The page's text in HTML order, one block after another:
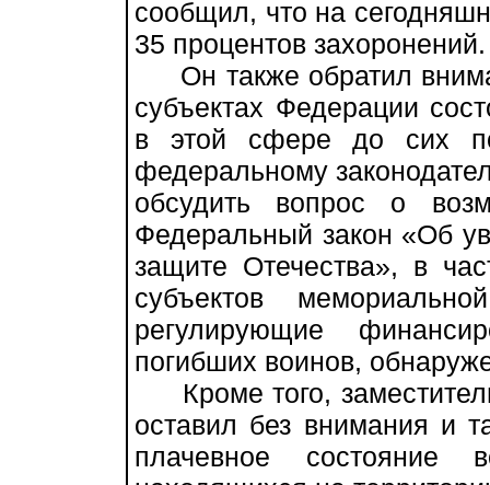
сообщил, что на
35 процентов захоронений.
Он также обратил
субъектах Федерации
в этой сфере до сих
федеральному
обсудить вопрос о
Федеральный закон «Об
защите Отечества», в
субъектов
регулирующие
погибших воинов,
Кроме того,
оставил без внимания и
плачевное состояние